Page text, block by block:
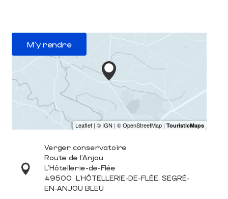
M'y rendre
Verger conservatoire
Route de l'Anjou
L'Hôtellerie-de-Flée
49500 L'HÔTELLERIE-DE-FLÉE, SEGRÉ-
EN-ANJOU BLEU